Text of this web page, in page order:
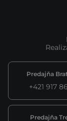
Predajňa
+421 917
Predajňa